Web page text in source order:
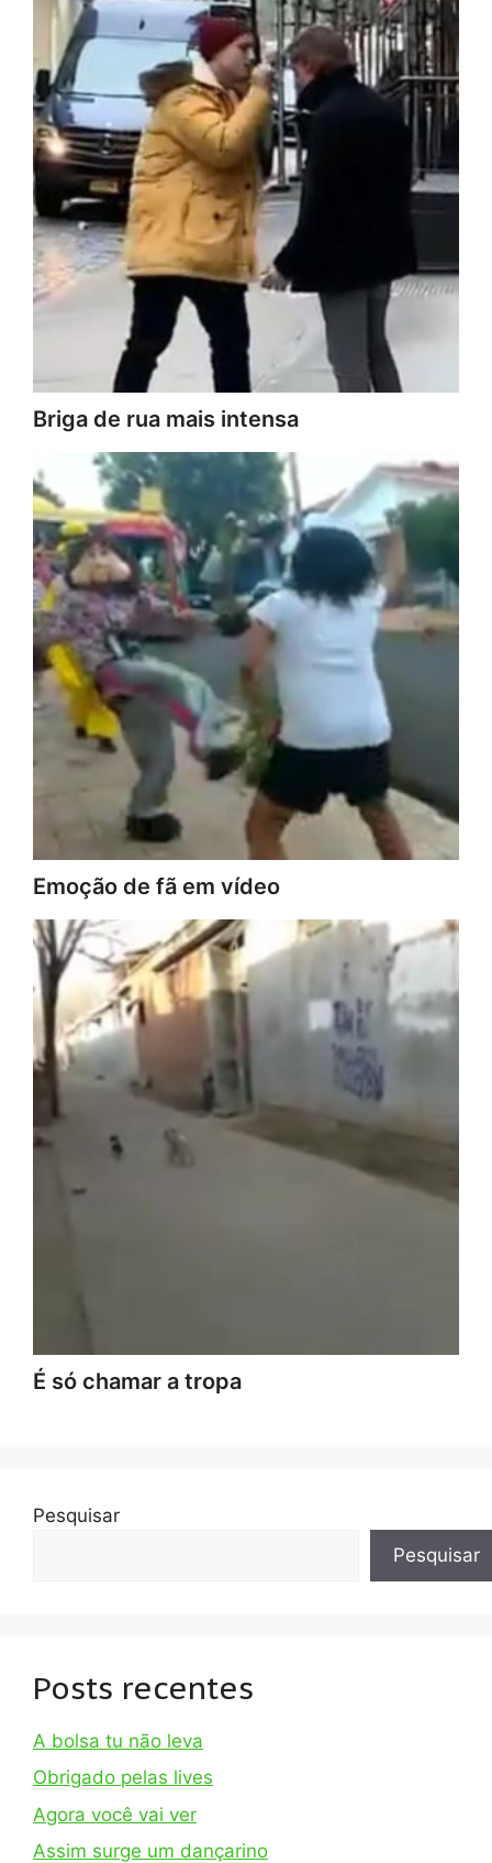
Briga de rua mais intensa
Emoção de fã em vídeo
É só chamar a tropa
Pesquisar
Pesquisar
Posts recentes
A bolsa tu não leva
Obrigado pelas lives
Agora você vai ver
Assim surge um dançarino